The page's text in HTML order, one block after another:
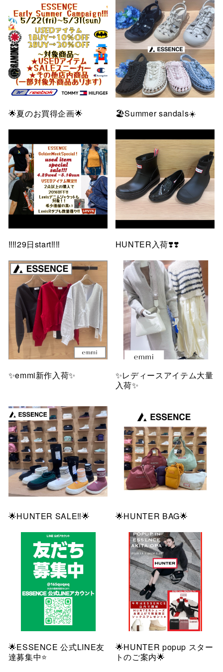
🌟夏のお買得企画🌟 🏖️Summer sandals☀️
‼️‼️29日start‼️‼️ HUNTER入荷❣️❣️
✨emmi新作入荷✨
✨レディースアイテム大量
入荷✨
🌟HUNTER SALE‼️🌟 🌟HUNTER BAG🌟
🌟ESSENCE 公式LINE友
達募集中⭐️
🌟HUNTER popup スター
トのご案内🌟